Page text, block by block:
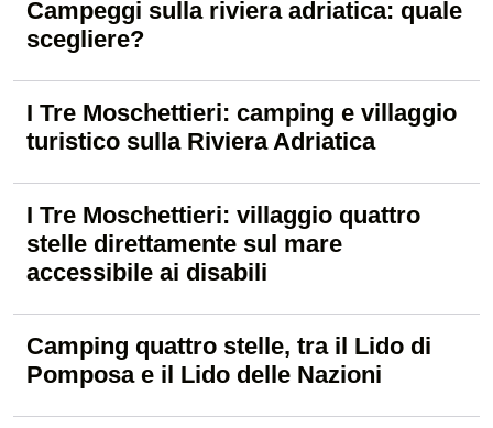
Campeggi sulla riviera adriatica: quale
scegliere?
I Tre Moschettieri: camping e villaggio
turistico sulla Riviera Adriatica
I Tre Moschettieri: villaggio quattro
stelle direttamente sul mare
accessibile ai disabili
Camping quattro stelle, tra il Lido di
Pomposa e il Lido delle Nazioni